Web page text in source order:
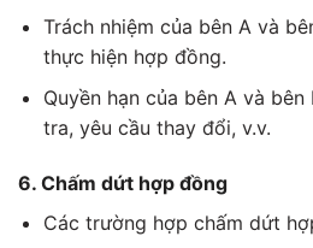
Trách nhiệm của bên A và
thực hiện hợp đồng.
Quyền hạn của bên A và
tra, yêu cầu thay đổi, v.v.
6. Chấm dứt hợp đồng
Các trường hợp chấm dứt